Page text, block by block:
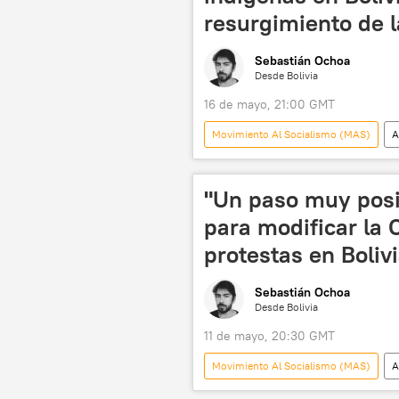
resurgimiento de
Sebastián Ochoa
Desde Bolivia
16 de mayo, 21:00 GMT
Movimiento Al Socialismo (MAS)
Sergio Beni
Santa Cruz
"Un paso muy
para modificar la
protestas en
Sebastián Ochoa
Desde Bolivia
11 de mayo, 20:30 GMT
Movimiento Al Socialismo (MAS)
Central Obrera Boliviana (COB)